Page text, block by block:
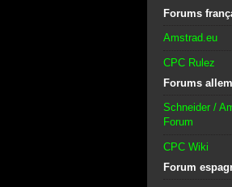
Forums
Amstrad.eu
CPC Rulez
Forums
Schneider /
Forum
CPC Wiki
Forum